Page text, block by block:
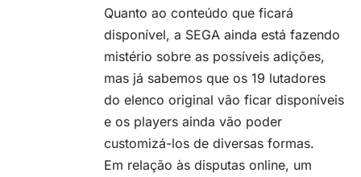
Quanto ao conteúdo que ficará
disponível, a SEGA ainda está fazendo
mistério sobre as possíveis adições,
mas já sabemos que os 19 lutadores
do elenco original vão ficar disponíveis
e os players ainda vão poder
customizá-los de diversas formas.
Em relação às disputas online, um